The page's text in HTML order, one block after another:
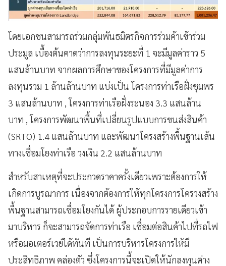
โดยเอกชนสามารถร่วมกลุ่มพันธมิตรกิจการร่วมค้าเข้าร่วม
ประมูล เบื้องต้นคาดว่าการลงทุนระยะที่ 1 จะมีมูลค่าราว 5
แสนล้านบาท จากผลการศึกษาของโครงการที่มีมูลค่าการ
ลงทุนรวม 1 ล้านล้านบาท แบ่งเป็น โครงการท่าเรือฝั่งชุมพร
3 แสนล้านบาท , โครงการท่าเรือฝั่งระนอง 3.3 แสนล้าน
บาท , โครงการพัฒนาพื้นที่เปลี่ยนรูปแบบการขนส่งสินค้า
(SRTO) 1.4 แสนล้านบาท และพัฒนาโครงสร้างพื้นฐานเส้น
ทางเชื่อมโยงท่าเรือ วงเงิน 2.2 แสนล้านบาท
สำหรับสาเหตุที่จะประกวดราคาครั้งเดียวเพราะต้องการให้
เกิดการบูรณาการ เนื่องจากต้องการให้ทุกโครงการโครวงสร้าง
พื้นฐานสามารถเชื่อมโยงกันได้ ผู้ประกอบการรายเดียวเข้า
มาบริหาร ก็จะสามารถจัดการท่าเรือ เชื่อมต่อสินค้าไปที่รถไฟ
หรือมอเตอร์เวย์ได้ทันที เป็นการบริหารโครงการให้มี
ประสิทธิภาพ คล่องตัว ซึ่งโครงการนี้จะเปิดให้นักลงทุนต่าง